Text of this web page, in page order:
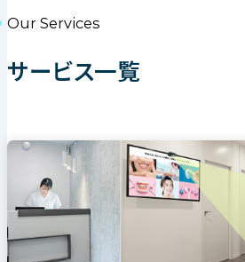
Our Services
サービス一覧